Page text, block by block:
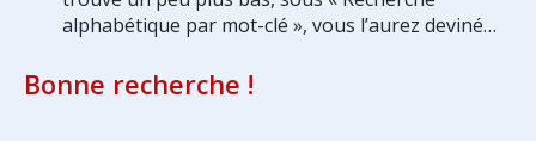
alphabétique par mot-clé », vous l’aurez deviné…
Bonne recherche !